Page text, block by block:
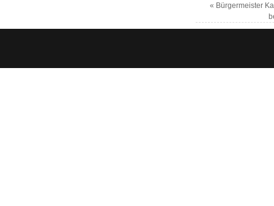
« Bürgermeister